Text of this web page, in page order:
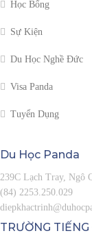
Học Bổng
Sự Kiện
Du Học Nghề Đức
Visa Panda
Tuyển Dụng
Du Học Panda
239C Lạch Tray, Ngô
(84) 2253.250.029
TRƯỜNG